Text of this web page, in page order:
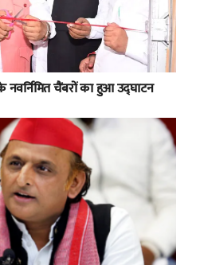
चैंबरों का हुआ उद्घाटन